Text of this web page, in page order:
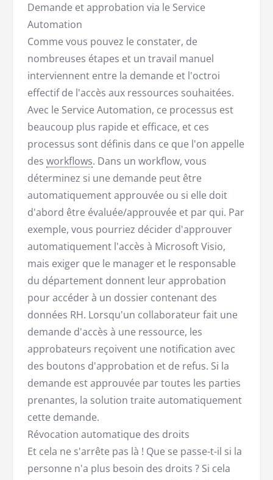
Demande et approbation via le Service
Automation
Comme vous pouvez le constater, de
nombreuses étapes et un travail manuel
interviennent entre la demande et l'octroi
effectif de l'accès aux ressources souhaitées.
Avec le Service Automation, ce processus est
beaucoup plus rapide et efficace, et ces
processus sont définis dans ce que l'on appelle
des workflows. Dans un workflow, vous
déterminez si une demande peut être
automatiquement approuvée ou si elle doit
d'abord être évaluée/approuvée et par qui. Par
exemple, vous pourriez décider d'approuver
automatiquement l'accès à Microsoft Visio,
mais exiger que le manager et le responsable
du département donnent leur approbation
pour accéder à un dossier contenant des
données RH. Lorsqu'un collaborateur fait une
demande d'accès à une ressource, les
approbateurs reçoivent une notification avec
des boutons d'approbation et de refus. Si la
demande est approuvée par toutes les parties
prenantes, la solution traite automatiquement
cette demande.
Révocation automatique des droits
Et cela ne s'arrête pas là ! Que se passe-t-il si la
personne n'a plus besoin des droits ? Si cela